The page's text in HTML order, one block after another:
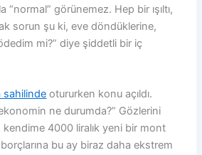
“normal” görünemez. Hep bir ışıltı,
sorun şu ki, eve döndüklerine,
mi?” diye şiddetli bir iç
sahilinde otururken konu açıldı.
ne durumda?” Gözlerini
kendime 4000 liralık yeni bir mont
bu ay biraz daha ekstrem